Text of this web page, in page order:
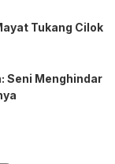
Tukang Cilok
Seni Menghindar